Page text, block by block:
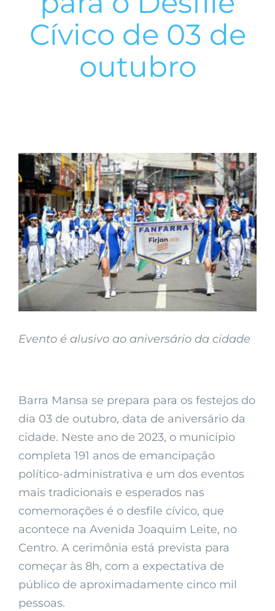
Cívico de 03 de
outubro
View
Larger
Image
Evento é alusivo ao aniversário da cidade
Barra Mansa se prepara para os festejos do
dia 03 de outubro, data de aniversário da
cidade. Neste ano de 2023, o município
completa 191 anos de emancipação
político-administrativa e um dos eventos
mais tradicionais e esperados nas
comemorações é o desfile cívico, que
acontece na Avenida Joaquim Leite, no
Centro. A cerimônia está prevista para
começar às 8h, com a expectativa de
público de aproximadamente cinco mil
pessoas.